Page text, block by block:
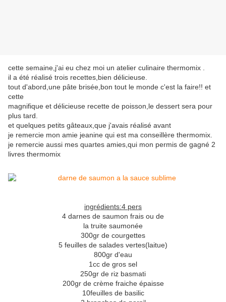
cette semaine,j'ai eu chez moi un atelier culinaire thermomix .
il a été réalisé trois recettes,bien délicieuse.
tout d'abord,une pâte brisée,bon tout le monde c'est la faire!! et
cette
magnifique et délicieuse recette de poisson,le dessert sera pour
plus tard.
et quelques petits gâteaux,que j'avais réalisé avant
je remercie mon amie jeanine qui est ma conseillère thermomix.
je remercie aussi mes quartes amies,qui mon permis de gagné 2
livres thermomix
ingrédients:4 pers
4 darnes de saumon frais ou de
la truite saumonée
300gr de courgettes
5 feuilles de salades vertes(laitue)
800gr d'eau
1cc de gros sel
250gr de riz basmati
200gr de crème fraiche épaisse
10feuilles de basilic